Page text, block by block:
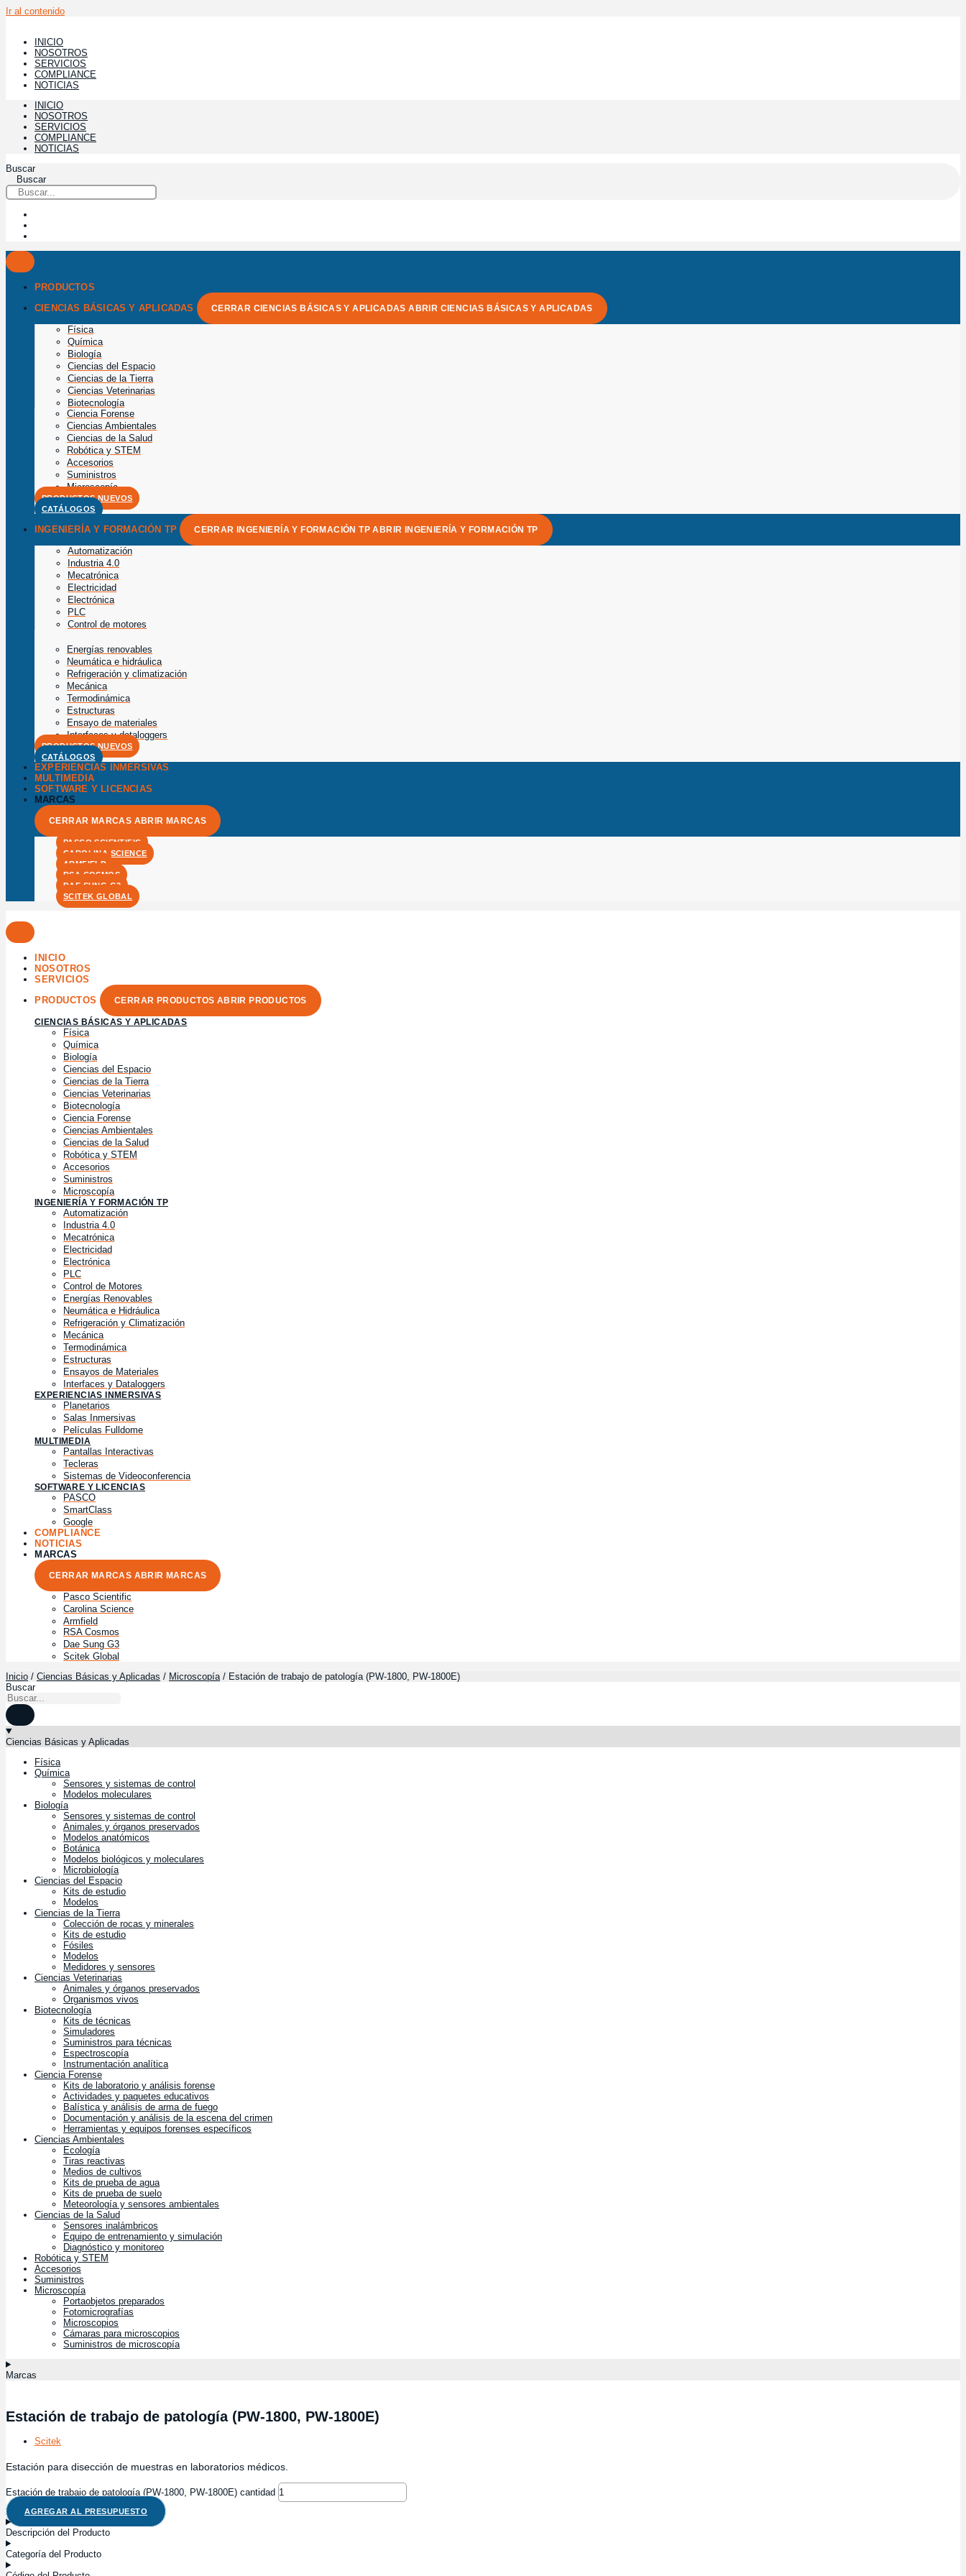
Ir al contenido
INICIO
NOSOTROS
SERVICIOS
COMPLIANCE
NOTICIAS
INICIO
NOSOTROS
SERVICIOS
COMPLIANCE
NOTICIAS
Buscar
Buscar
PRODUCTOS
CIENCIAS BÁSICAS Y APLICADAS
CERRAR CIENCIAS BÁSICAS Y APLICADAS ABRIR CIENCIAS BÁSICAS Y APLICADAS
Física
Química
Biología
Ciencias del Espacio
Ciencias de la Tierra
Ciencias Veterinarias
Biotecnología
Ciencia Forense
Ciencias Ambientales
Ciencias de la Salud
Robótica y STEM
Accesorios
Suministros
Microscopía
PRODUCTOS NUEVOS
CATÁLOGOS
INGENIERÍA Y FORMACIÓN TP CERRAR INGENIERÍA Y FORMACIÓN TP ABRIR INGENIERÍA Y FORMACIÓN TP
Automatización
Industria 4.0
Mecatrónica
Electricidad
Electrónica
PLC
Control de motores
Energías renovables
Neumática e hidráulica
Refrigeración y climatización
Mecánica
Termodinámica
Estructuras
Ensayo de materiales
Interfaces y dataloggers
PRODUCTOS NUEVOS
CATÁLOGOS
EXPERIENCIAS INMERSIVAS
MULTIMEDIA
SOFTWARE Y LICENCIAS
MARCAS
CERRAR MARCAS ABRIR MARCAS
PASCO SCIENTIFIC
CAROLINA SCIENCE
ARMFIELD
RSA COSMOS
DAE SUNG G3
SCITEK GLOBAL
INICIO
NOSOTROS
SERVICIOS
PRODUCTOS
CERRAR PRODUCTOS ABRIR PRODUCTOS
CIENCIAS BÁSICAS Y APLICADAS
Física
Química
Biología
Ciencias del Espacio
Ciencias de la Tierra
Ciencias Veterinarias
Biotecnología
Ciencia Forense
Ciencias Ambientales
Ciencias de la Salud
Robótica y STEM
Accesorios
Suministros
Microscopía
INGENIERÍA Y FORMACIÓN TP
Automatización
Industria 4.0
Mecatrónica
Electricidad
Electrónica
PLC
Control de Motores
Energías Renovables
Neumática e Hidráulica
Refrigeración y Climatización
Mecánica
Termodinámica
Estructuras
Ensayos de Materiales
Interfaces y Dataloggers
EXPERIENCIAS INMERSIVAS
Planetarios
Salas Inmersivas
Películas Fulldome
MULTIMEDIA
Pantallas Interactivas
Tecleras
Sistemas de Videoconferencia
SOFTWARE Y LICENCIAS
PASCO
SmartClass
Google
COMPLIANCE
NOTICIAS
MARCAS
CERRAR MARCAS ABRIR MARCAS
Pasco Scientific
Carolina Science
Armfield
RSA Cosmos
Dae Sung G3
Scitek Global
Inicio / Ciencias Básicas y Aplicadas / Microscopía/ Estación de trabajo de patología (PW-1800, PW-1800E)
Buscar
Ciencias Básicas y Aplicadas
Física
Química
Sensores y sistemas de control
Modelos moleculares
Biología
Sensores y sistemas de control
Animales y órganos preservados
Modelos anatómicos
Botánica
Modelos biológicos y moleculares
Microbiología
Ciencias del Espacio
Kits de estudio
Modelos
Ciencias de la Tierra
Colección de rocas y minerales
Kits de estudio
Fósiles
Modelos
Medidores y sensores
Ciencias Veterinarias
Animales y órganos preservados
Organismos vivos
Biotecnología
Kits de técnicas
Simuladores
Suministros para técnicas
Espectroscopía
Instrumentación analítica
Ciencia Forense
Kits de laboratorio y análisis forense
Actividades y paquetes educativos
Balística y análisis de arma de fuego
Documentación y análisis de la escena del crimen
Herramientas y equipos forenses específicos
Ciencias Ambientales
Ecología
Tiras reactivas
Medios de cultivos
Kits de prueba de agua
Kits de prueba de suelo
Meteorología y sensores ambientales
Ciencias de la Salud
Sensores inalámbricos
Equipo de entrenamiento y simulación
Diagnóstico y monitoreo
Robótica y STEM
Accesorios
Suministros
Microscopía
Portaobjetos preparados
Fotomicrografías
Microscopios
Cámaras para microscopios
Suministros de microscopía
Marcas
Estación de trabajo de patología (PW-1800, PW-1800E)
Scitek
Estación para disección de muestras en laboratorios médicos.
Estación de trabajo de patología (PW-1800, PW-1800E) cantidad
AGREGAR AL PRESUPUESTO
Descripción del Producto
Categoría del Producto